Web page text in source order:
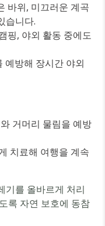
바위, 미끄러운 계곡
습니다.
핑, 야외 활동 중에도
예방해 장시간 야외
거머리 물림을 예방
치료해 여행을 계속
기를 올바르게 처리
록 자연 보호에 동참